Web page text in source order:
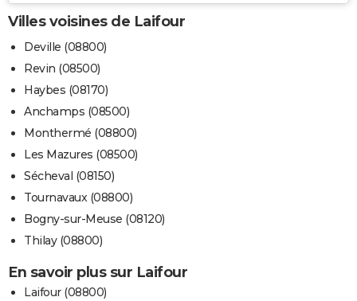
Villes voisines de Laifour
Deville (08800)
Revin (08500)
Haybes (08170)
Anchamps (08500)
Monthermé (08800)
Les Mazures (08500)
Sécheval (08150)
Tournavaux (08800)
Bogny-sur-Meuse (08120)
Thilay (08800)
En savoir plus sur Laifour
Laifour (08800)